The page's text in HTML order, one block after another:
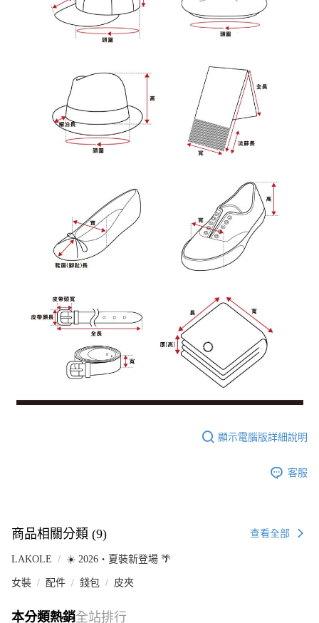
顯示電腦版詳細說明
客服
商品相關分類 (9) 查看全部
LAKOLE ☀️ 2026・夏裝新登場 🌴
女裝 配件 錢包 皮夾
本分類熱銷全站排行